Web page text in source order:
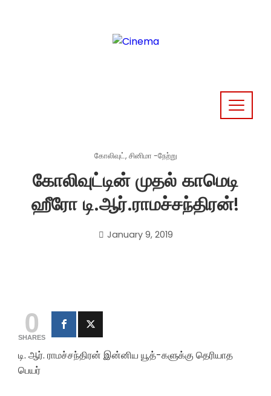
கோலிவுட், சினிமா -நேற்று
கோலிவுட்டின் முதல் காமெடி
ஹீரோ டி.ஆர்.ராமச்சந்திரன்!
January 9, 2019
0
SHARES
டி. ஆர். ராமச்சந்திரன் இன்னிய யூத்-களுக்கு தெரியாத
பெயர்